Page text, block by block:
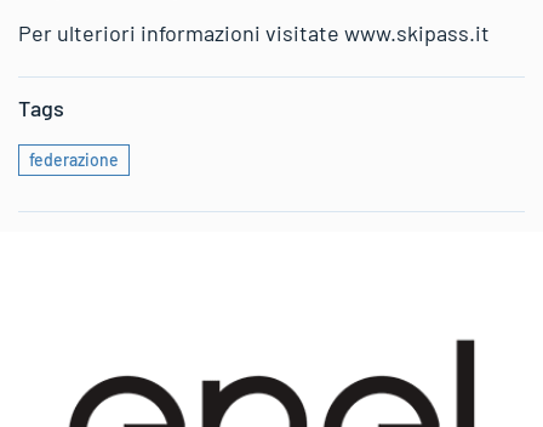
Per ulteriori informazioni visitate www.skipass.it
Tags
federazione